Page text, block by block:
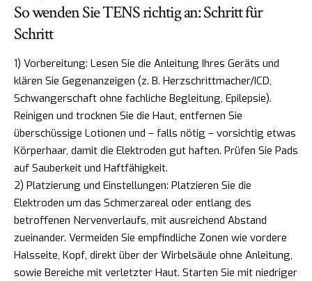
So wenden Sie TENS richtig an: Schritt für
Schritt
1) Vorbereitung: Lesen Sie die Anleitung Ihres Geräts und
klären Sie Gegenanzeigen (z. B. Herzschrittmacher/ICD,
Schwangerschaft ohne fachliche Begleitung, Epilepsie).
Reinigen und trocknen Sie die Haut, entfernen Sie
überschüssige Lotionen und – falls nötig – vorsichtig etwas
Körperhaar, damit die Elektroden gut haften. Prüfen Sie Pads
auf Sauberkeit und Haftfähigkeit.
2) Platzierung und Einstellungen: Platzieren Sie die
Elektroden um das Schmerzareal oder entlang des
betroffenen Nervenverlaufs, mit ausreichend Abstand
zueinander. Vermeiden Sie empfindliche Zonen wie vordere
Halsseite, Kopf, direkt über der Wirbelsäule ohne Anleitung,
sowie Bereiche mit verletzter Haut. Starten Sie mit niedriger